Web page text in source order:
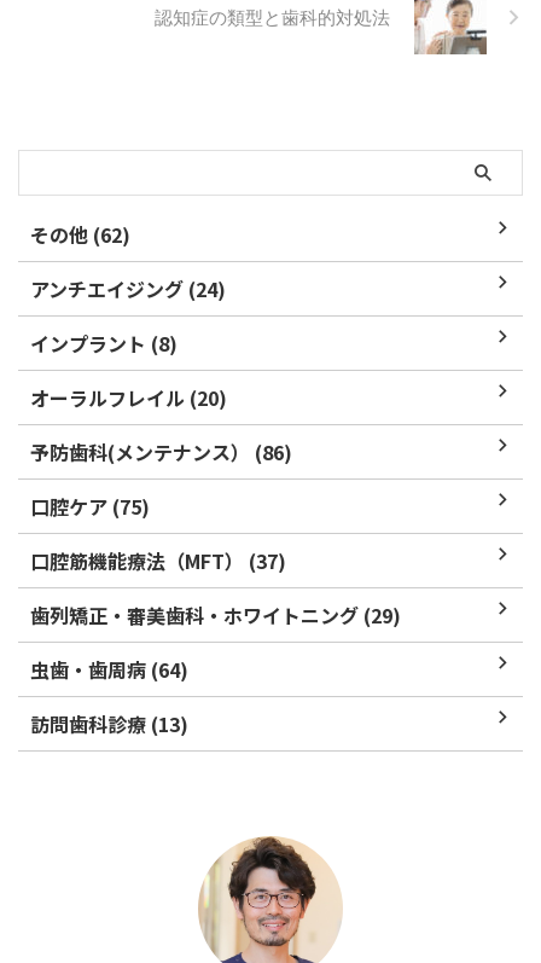
面ではわかってはいるものの、実認知症の類型と歯科的対処法
その他 (62)
アンチエイジング (24)
インプラント (8)
オーラルフレイル (20)
予防歯科(メンテナンス） (86)
口腔ケア (75)
口腔筋機能療法（MFT） (37)
歯列矯正・審美歯科・ホワイトニング (29)
虫歯・歯周病 (64)
訪問歯科診療 (13)